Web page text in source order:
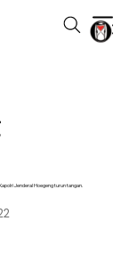
Jenderal Hoegeng turun tangan.